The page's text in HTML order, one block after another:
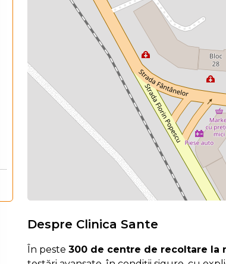
Despre Clinica Sante
În peste 300 de centre de recoltare la